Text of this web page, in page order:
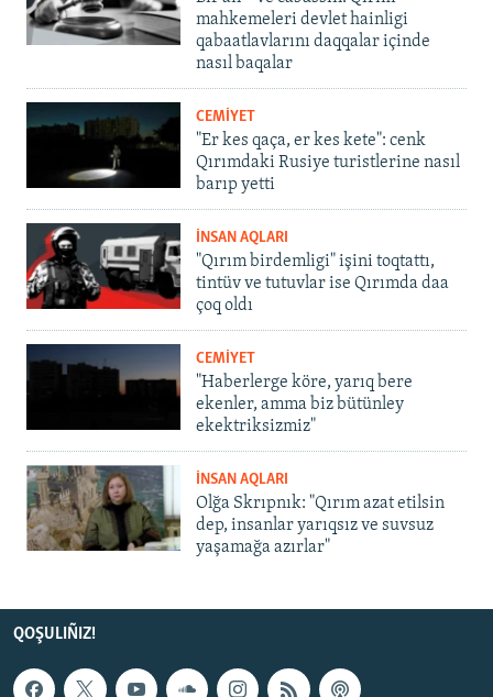
mahkemeleri devlet hainligi
qabaatlavlarını daqqalar içinde
nasıl baqalar
CEMİYET
"Er kes qaça, er kes kete": cenk
Qırımdaki Rusiye turistlerine nasıl
barıp yetti
İNSAN AQLARI
"Qırım birdemligi" işini toqtattı,
tintüv ve tutuvlar ise Qırımda daa
çoq oldı
CEMİYET
"Haberlerge köre, yarıq bere
ekenler, amma biz bütünley
ekektriksizmiz"
İNSAN AQLARI
Olğa Skrıpnık: "Qırım azat etilsin
dep, insanlar yarıqsız ve suvsuz
yaşamağa azırlar"
QOŞULIÑIZ!